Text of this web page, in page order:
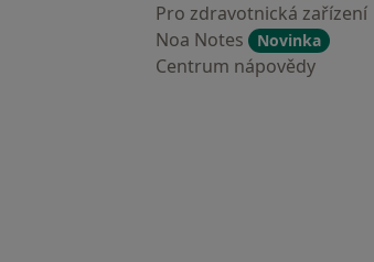
Pro zdravotnická zařízení
Noa Notes
Novinka
Centrum nápovědy